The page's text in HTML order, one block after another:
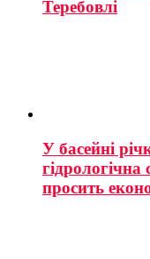
Теребовлі
У басейні
гідрологічна
просить